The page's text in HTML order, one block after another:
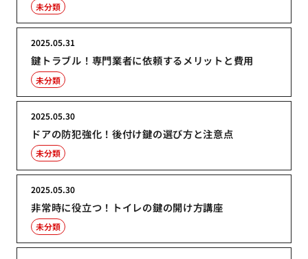
未分類
鍵トラブル！専門業者に依頼するメリットと費用
2025.05.31
未分類
ドアの防犯強化！後付け鍵の選び方と注意点
2025.05.30
未分類
非常時に役立つ！トイレの鍵の開け方講座
2025.05.30
未分類